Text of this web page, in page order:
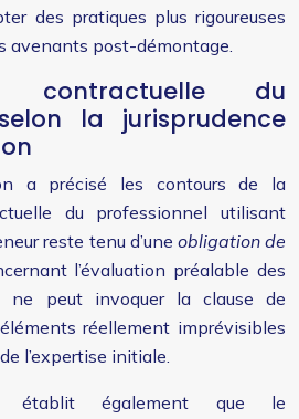
des pratiques plus rigoureuses
avenants post-démontage.
contractuelle du
la jurisprudence
a précisé les contours de la
du professionnel utilisant
reste tenu d’une obligation de
l’évaluation préalable des
ne peut invoquer la clause de
réellement imprévisibles
l’expertise initiale.
établit également que le